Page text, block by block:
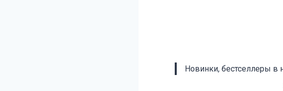
Новинки, бестселлеры в